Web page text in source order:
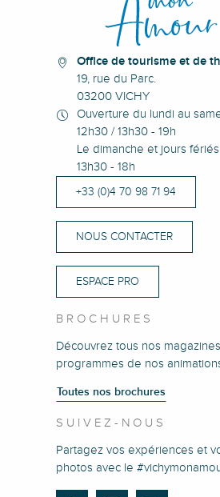
Office de tourisme et de
19, rue du Parc.
03200 VICHY
Ouverture du lundi au
12h30 / 13h30 - 19h
Le dimanche et jours fériés
13h30 - 18h
+33 (0)4 70 98 71 94
NOUS CONTACTER
ESPACE PRO
BROCHURES
Découvrez tous nos
programmes de nos
Toutes nos brochures
SUIVEZ-NOUS
Partagez vos expériences et
photos avec le